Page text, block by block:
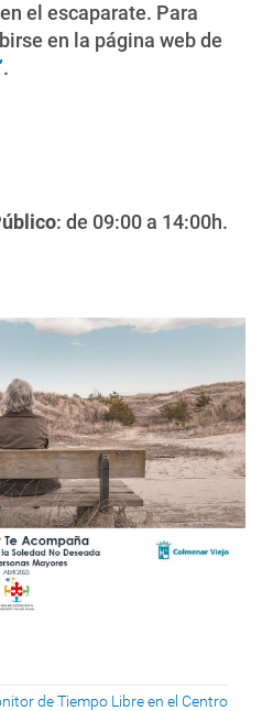
el escaparate. Para
en la página web de
.
: de 09:00 a 14:00h.
de Tiempo Libre en el Centro